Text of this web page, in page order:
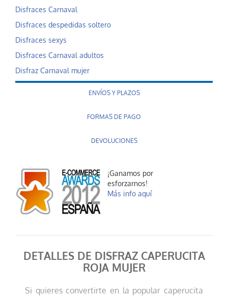
Disfraces Carnaval
Disfraces despedidas soltero
Disfraces sexys
Disfraces Carnaval adultos
Disfraz Carnaval mujer
ENVÍOS Y PLAZOS
FORMAS DE PAGO
DEVOLUCIONES
¡Ganamos por
esforzarnos!
Más info aquí
DETALLES DE DISFRAZ CAPERUCITA
ROJA MUJER
Si quieres convertirte en la popular caperucita